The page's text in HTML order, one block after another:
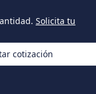
Solicita tu
cotización